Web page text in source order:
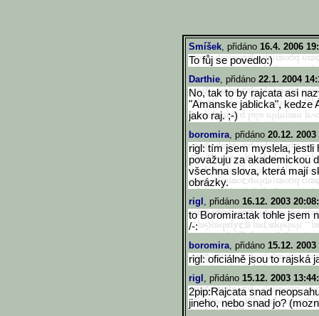
Smíšek, přidáno 16.4. 2006
To fůj se povedlo:)
Darthie, přidáno 22.1. 2004
No, tak to by rajcata asi
"Amanske jablicka", kedze
jako raj. ;-)
boromira, přidáno 20.12. 2003
rigl: tím jsem myslela, jestli
považuju za akademickou
všechna slova, která mají
obrázky.
rigl , přidáno 16.12. 2003
to Boromira:tak tohle jsem
/-:
boromira, přidáno 15.12. 2003
rigl: oficiálně jsou to rajská
rigl , přidáno 15.12. 2003
2pip:Rajcata snad
jineho, nebo snad jo?